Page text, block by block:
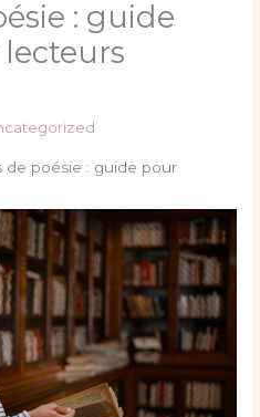
: guide
de poésie : guide pour